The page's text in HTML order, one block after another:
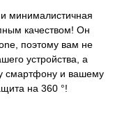
минималистичная
качеством! Он
поэтому вам не
устройства, а
смартфону и вашему
на 360 °!